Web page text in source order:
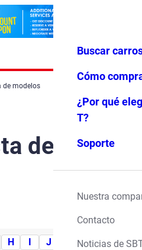
Favoritos Menú
Buscar
Cómo
¿Por qué
T?
Soporte
Nuestra
Contacto
Noticias de
de modelos
de
H J M N O